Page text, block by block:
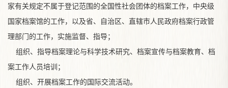
家有关规定不属于登记范围的全国性社会团体的档案工作，中央级
国家档案馆的工作，以及省、自治区、直辖市人民政府档案行政管
理部门的工作，实施监督、指导；
组织、指导档案理论与科学技术研究、档案宣传与档案教育、档
案工作人员培训；
组织、开展档案工作的国际交流活动。